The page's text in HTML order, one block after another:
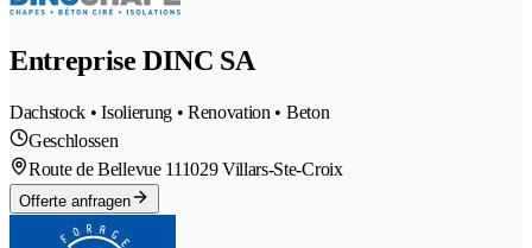
Entreprise DINC SA
Dachstock • Isolierung • Renovation • Beton
Geschlossen
Route de Bellevue 111029 Villars-Ste-Croix
Offerte anfragen